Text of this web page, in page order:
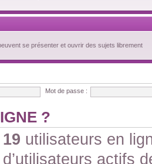
se présenter et ouvrir des sujets librement
Mot de passe :
?
19 utilisateurs en
actifs